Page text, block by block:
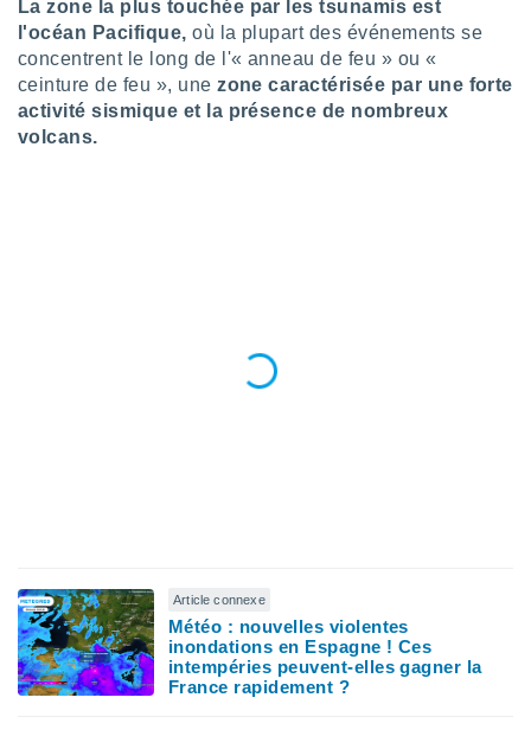
La zone la plus touchée par les tsunamis est
l'océan Pacifique,où la plupart des événements se
concentrent le long de l'« anneau de feu » ou «
ceinture de feu », unezone caractérisée par une forte
activité sismique et la présence de nombreux
volcans.
Article connexe
Météo : nouvelles violentes
inondations en Espagne ! Ces
intempéries peuvent-elles gagner la
France rapidement ?